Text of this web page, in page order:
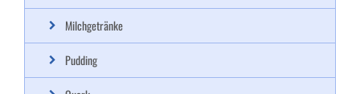
Milchgetränke
Pudding